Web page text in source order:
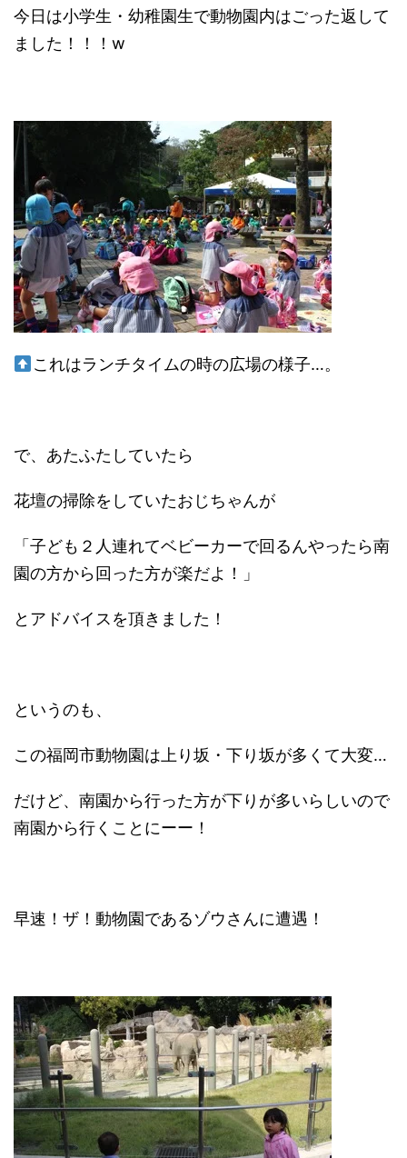
今日は小学生・幼稚園生で動物園内はごった返して
ました！！！w
これはランチタイムの時の広場の様子…。
で、あたふたしていたら
花壇の掃除をしていたおじちゃんが
「子ども２人連れてベビーカーで回るんやったら南
園の方から回った方が楽だよ！」
とアドバイスを頂きました！
というのも、
この福岡市動物園は上り坂・下り坂が多くて大変…
だけど、南園から行った方が下りが多いらしいので
南園から行くことにーー！
早速！ザ！動物園であるゾウさんに遭遇！